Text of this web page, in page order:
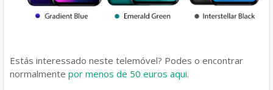
Estás interessado neste telemóvel? Podes o encontrar
normalmente por menos de 50 euros aqui.